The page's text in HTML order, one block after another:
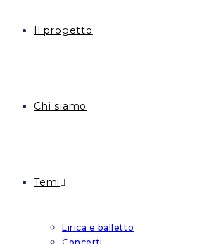
Il progetto
Chi siamo
Temi
Lirica e balletto